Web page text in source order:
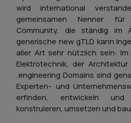
wird international
gemeinsamen Nenner
Community, die ständig im
generische new gTLD kann
aller Art sehr nützlich sein:
Elektrotechnik, der
.engineering Domains sind
Experten- und
erfinden, entwickeln und
konstruieren, umsetzen und